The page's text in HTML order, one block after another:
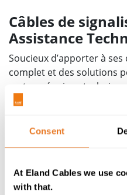
Consent
At Eland Cables we use
with that.
Câbles de
Assistance
Soucieux d’apporter à
complet et des solutions
met ses équipes
disposition. Elles sauront
grâce à une longue